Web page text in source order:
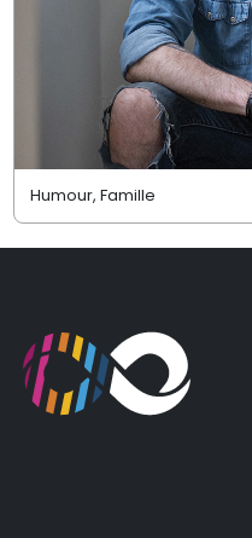
Humour, Famille